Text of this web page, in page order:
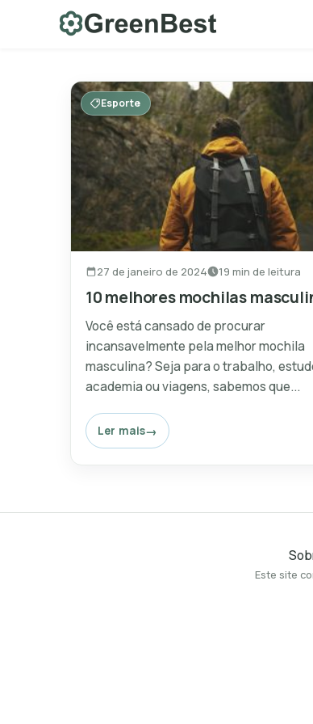
Esporte
27 de janeiro de 2024 19 min de leitura
10 melhores mochilas
Você está cansado de procurar
incansavelmente pela melhor mochila
masculina? Seja para o trabalho,
academia ou viagens, sabemos que...
Ler mais
Este site